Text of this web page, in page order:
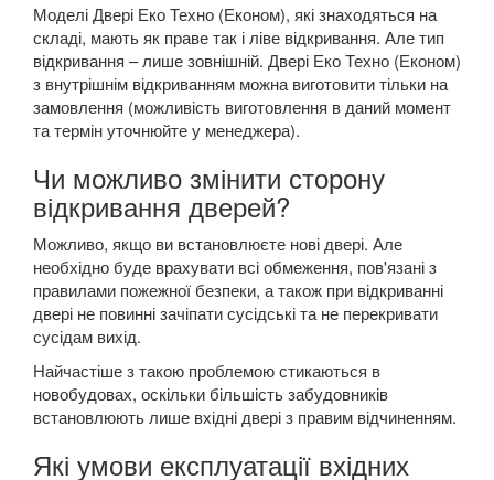
Моделі Двері Еко Техно (Економ), які знаходяться на
складі, мають як праве так і ліве відкривання. Але тип
відкривання – лише зовнішній. Двері Еко Техно (Економ)
з внутрішнім відкриванням можна виготовити тільки на
замовлення (можливість виготовлення в даний момент
та термін уточнюйте у менеджера).
Чи можливо змінити сторону
відкривання дверей?
Можливо, якщо ви встановлюєте нові двері. Але
необхідно буде врахувати всі обмеження, пов'язані з
правилами пожежної безпеки, а також при відкриванні
двері не повинні зачіпати сусідські та не перекривати
сусідам вихід.
Найчастіше з такою проблемою стикаються в
новобудовах, оскільки більшість забудовників
встановлюють лише вхідні двері з правим відчиненням.
Які умови експлуатації вхідних